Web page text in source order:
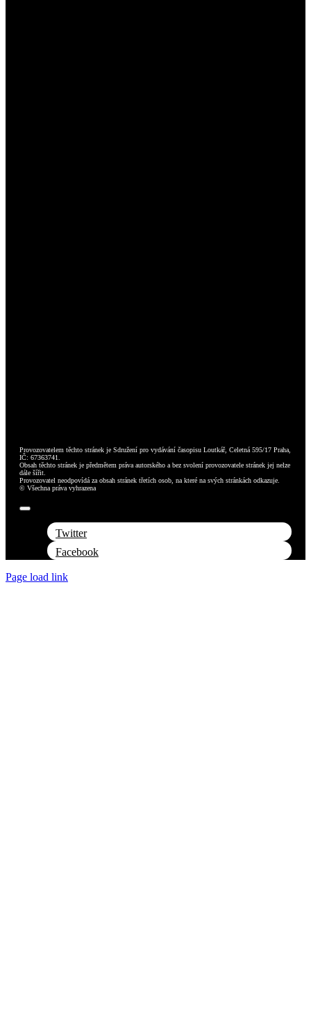
Provozovatelem těchto stránek je Sdružení pro vydávání časopisu Loutkář, Celetná 595/17 Praha,
IČ: 67363741.
Obsah těchto stránek je předmětem práva autorského a bez svolení provozovatele stránek jej nelze
dále šířit.
Provozovatel neodpovídá za obsah stránek třetích osob, na které na svých stránkách odkazuje.
© Všechna práva vyhrazena
Toggle
Navigation
Twitter
Facebook
Page load link